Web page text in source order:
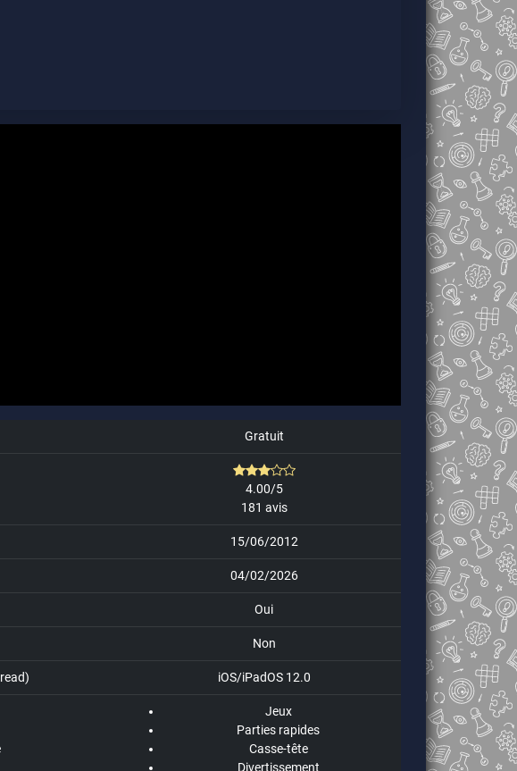
Gratuit
4.00/5
181 avis
15/06/2012
04/02/2026
Oui
Non
iOS/iPadOS 12.0
Jeux
Parties rapides
Casse-tête
Divertissement